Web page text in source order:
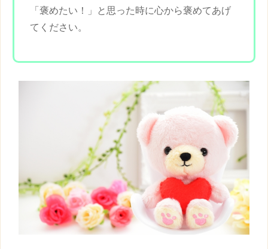
「褒めたい！」と思った時に心から褒めてあげ
てください。